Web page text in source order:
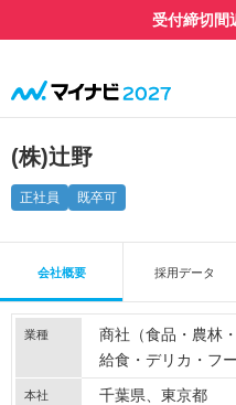
(株)辻野
正社員 既卒可
受付締切間
会社概要 採用データ
業種 商社（食品・農林・
給食・デリカ・フ
本社 千葉県、東京都